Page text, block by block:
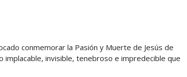
conmemorar la Pasión y Muerte de Jesús de
implacable, invisible, tenebroso e impredecible que